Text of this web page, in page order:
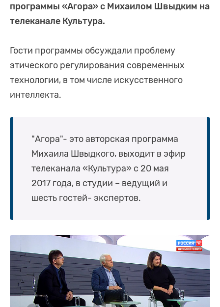
программы «Агора» с Михаилом Швыдким на
телеканале Культура.
Гости программы обсуждали проблему
этического регулирования современных
технологии, в том числе искусственного
интеллекта.
"Агора"- это авторская программа
Михаила Швыдкого, выходит в эфир
телеканала «Культура» с 20 мая
2017 года, в студии – ведущий и
шесть гостей- экспертов.